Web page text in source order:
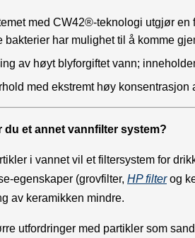
med CW42®-teknologi utgjør
bakterier har mulighet til å komme
av høyt blyforgiftet vann;
med ekstremt høy
du et annet vannfilter system?
i vannet vil et filtersystem for
egenskaper (grovfilter, HP filterog
av keramikken mindre.
utfordringer med partikler som